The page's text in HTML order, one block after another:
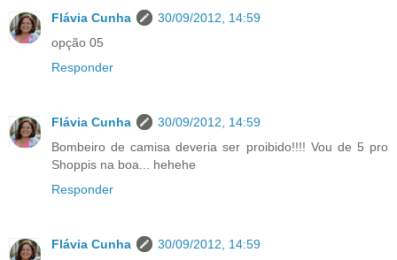
Flávia Cunha
30/09/2012, 14:59
opção 05
Responder
Flávia Cunha
30/09/2012, 14:59
Bombeiro de camisa deveria ser proibido!!!! Vou de 5 pro
Shoppis na boa... hehehe
Responder
Flávia Cunha
30/09/2012, 14:59